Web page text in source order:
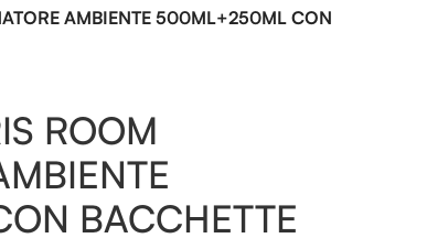
AMBIENTE 500ML+250ML CON
ROOM
BACCHETTE